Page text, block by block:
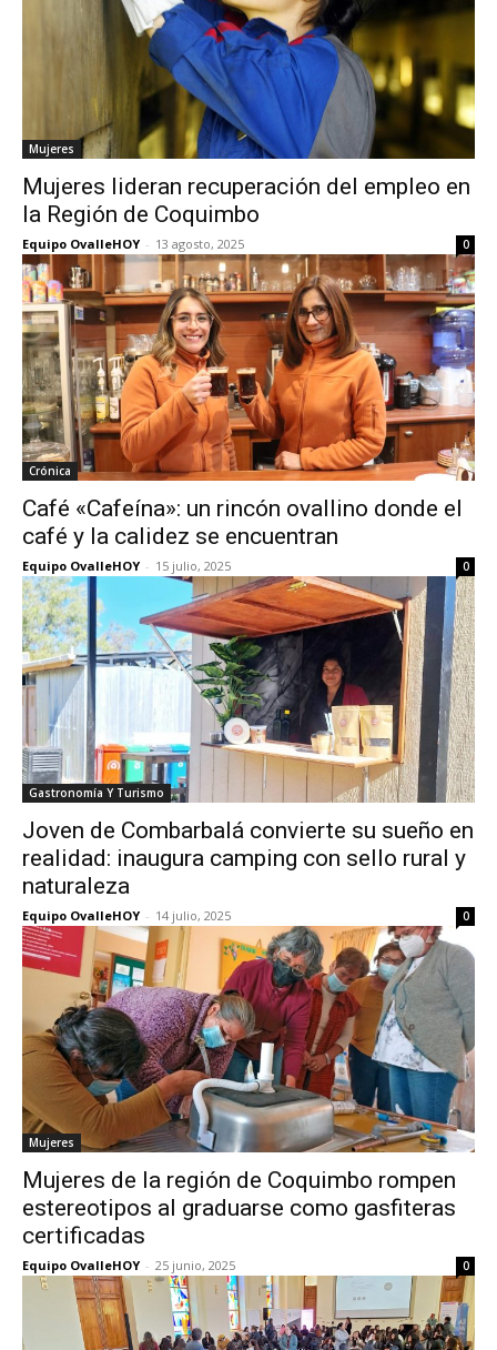
Mujeres
Mujeres lideran recuperación del empleo en
la Región de Coquimbo
Equipo OvalleHOY - 13 agosto, 2025 0
Crónica
Café «Cafeína»: un rincón ovallino donde el
café y la calidez se encuentran
Equipo OvalleHOY - 15 julio, 2025 0
Gastronomía Y Turismo
Joven de Combarbalá convierte su sueño en
realidad: inaugura camping con sello rural y
naturaleza
Equipo OvalleHOY - 14 julio, 2025 0
Mujeres
Mujeres de la región de Coquimbo rompen
estereotipos al graduarse como gasfiteras
certificadas
Equipo OvalleHOY - 25 junio, 2025 0